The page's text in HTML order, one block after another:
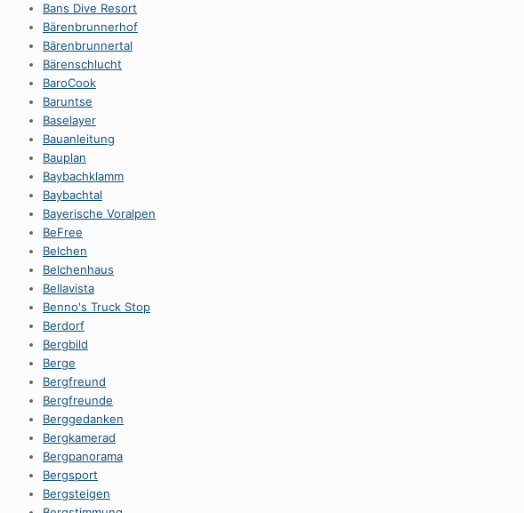
Bans Dive Resort
Bärenbrunnerhof
Bärenbrunnertal
Bärenschlucht
BaroCook
Baruntse
Baselayer
Bauanleitung
Bauplan
Baybachklamm
Baybachtal
Bayerische Voralpen
BeFree
Belchen
Belchenhaus
Bellavista
Benno's Truck Stop
Berdorf
Bergbild
Berge
Bergfreund
Bergfreunde
Berggedanken
Bergkamerad
Bergpanorama
Bergsport
Bergsteigen